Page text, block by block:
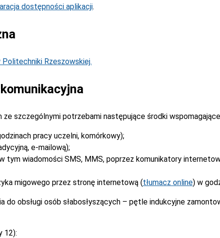
dostępności aplikacji.
Rzeszowskiej.
szczególnymi potrzebami następujące środki
pracy uczelni, komórkowy);
e-mailową);
tym wiadomości SMS, MMS, poprzez komunikatory
migowego przez stronę internetową (tłumacz online) w
do obsługi osób słabosłyszących – pętle indukcyjne
12):